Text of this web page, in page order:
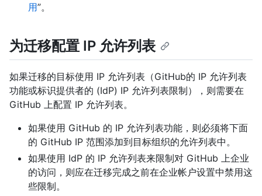
用”。
为迁移配置 IP 允许列表
如果迁移的目标使用 IP 允许列表（GitHub的 IP 允许列表
功能或标识提供者的 (IdP) IP 允许列表限制），则需要在
GitHub 上配置 IP 允许列表。
如果使用 GitHub 的 IP 允许列表功能，则必须将下面
的 GitHub IP 范围添加到目标组织的允许列表中。
如果使用 IdP 的 IP 允许列表来限制对 GitHub 上企业
的访问，则应在迁移完成之前在企业帐户设置中禁用这
些限制。